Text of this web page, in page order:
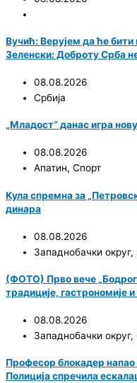
Вучић: Верујем да ће
Зеленски: Доброту Срба
08.08.2026
Србија
„Младост“ данас игра
08.08.2026
Апатин, Спорт
Кула спремна за
динара
08.08.2026
Западнобачки округ,
(ФОТО) Прво вече
традиције, гастрономије
08.08.2026
Западнобачки округ,
Професор блокадер
Полиција спречила